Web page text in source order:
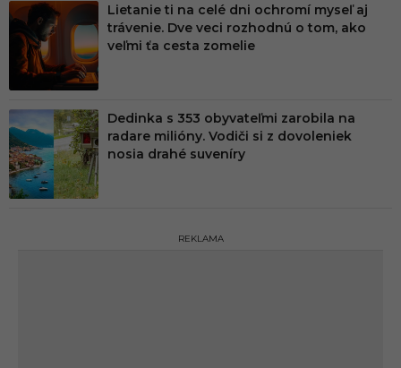
Lietanie ti na celé dni ochromí myseľ aj
trávenie. Dve veci rozhodnú o tom, ako
veľmi ťa cesta zomelie
Dedinka s 353 obyvateľmi zarobila na
radare milióny. Vodiči si z dovoleniek
nosia drahé suveníry
REKLAMA